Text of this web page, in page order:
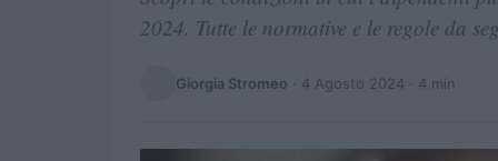
2024. Tutte le normative e le regole da
Giorgia Stromeo · 4 Agosto 2024 · 4 min